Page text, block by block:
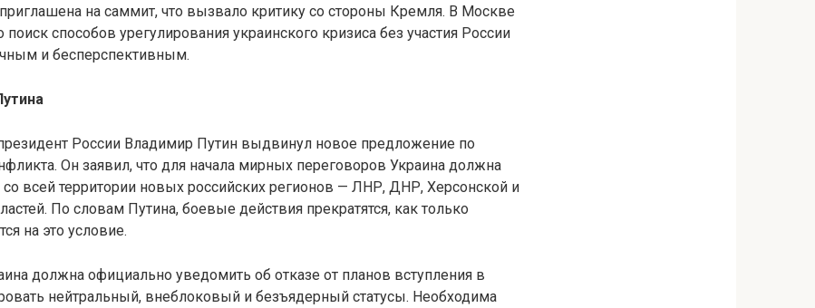
на саммит, что вызвало критику со стороны Кремля. В Москве
поиск способов урегулирования украинского кризиса без участия России
и бесперспективным.
России Владимир Путин выдвинул новое предложение по
Он заявил, что для начала мирных переговоров Украина должна
всей территории новых российских регионов — ЛНР, ДНР, Херсонской и
По словам Путина, боевые действия прекратятся, как только
на это условие.
должна официально уведомить об отказе от планов вступления в
нейтральный, внеблоковый и безъядерный статусы. Необходима